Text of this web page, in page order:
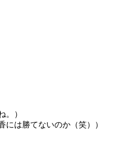
。）
は勝てないのか（笑））